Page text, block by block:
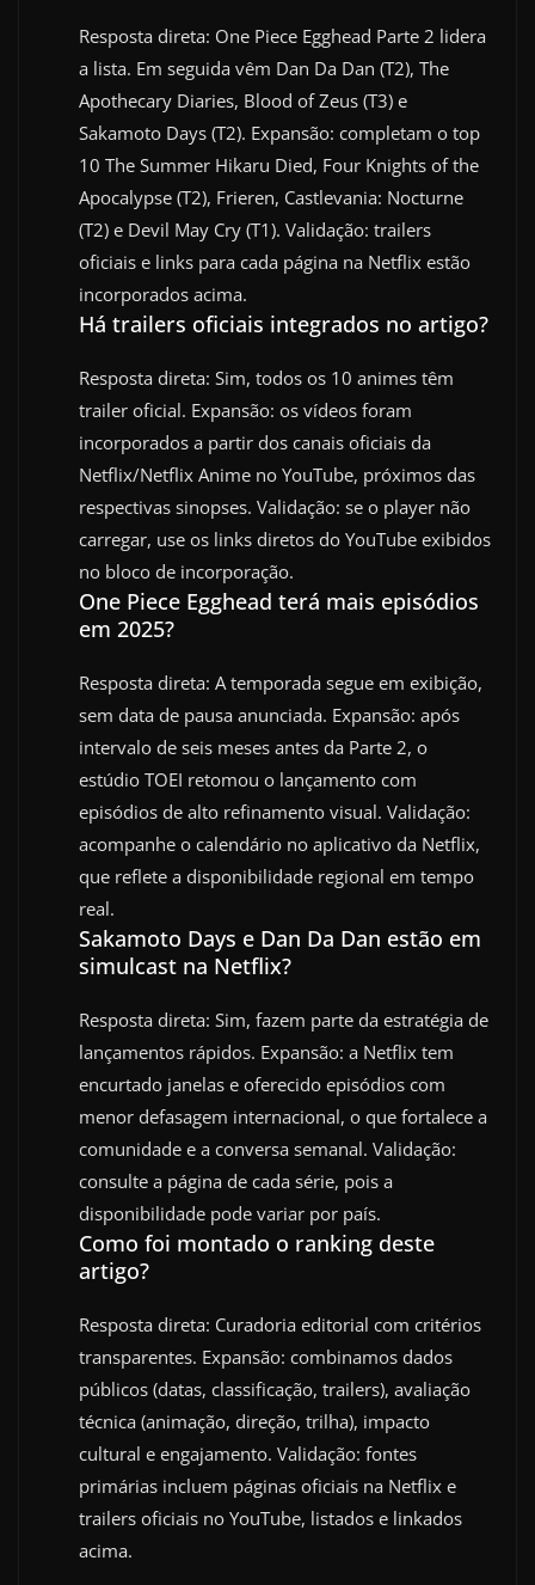
Resposta direta: One Piece Egghead Parte 2 lidera
a lista. Em seguida vêm Dan Da Dan (T2), The
Apothecary Diaries, Blood of Zeus (T3) e
Sakamoto Days (T2). Expansão: completam o top
10 The Summer Hikaru Died, Four Knights of the
Apocalypse (T2), Frieren, Castlevania: Nocturne
(T2) e Devil May Cry (T1). Validação: trailers
oficiais e links para cada página na Netflix estão
incorporados acima.
Há trailers oficiais integrados no artigo?
Resposta direta: Sim, todos os 10 animes têm
trailer oficial. Expansão: os vídeos foram
incorporados a partir dos canais oficiais da
Netflix/Netflix Anime no YouTube, próximos das
respectivas sinopses. Validação: se o player não
carregar, use os links diretos do YouTube exibidos
no bloco de incorporação.
One Piece Egghead terá mais episódios
em 2025?
Resposta direta: A temporada segue em exibição,
sem data de pausa anunciada. Expansão: após
intervalo de seis meses antes da Parte 2, o
estúdio TOEI retomou o lançamento com
episódios de alto refinamento visual. Validação:
acompanhe o calendário no aplicativo da Netflix,
que reflete a disponibilidade regional em tempo
real.
Sakamoto Days e Dan Da Dan estão em
simulcast na Netflix?
Resposta direta: Sim, fazem parte da estratégia de
lançamentos rápidos. Expansão: a Netflix tem
encurtado janelas e oferecido episódios com
menor defasagem internacional, o que fortalece a
comunidade e a conversa semanal. Validação:
consulte a página de cada série, pois a
disponibilidade pode variar por país.
Como foi montado o ranking deste
artigo?
Resposta direta: Curadoria editorial com critérios
transparentes. Expansão: combinamos dados
públicos (datas, classificação, trailers), avaliação
técnica (animação, direção, trilha), impacto
cultural e engajamento. Validação: fontes
primárias incluem páginas oficiais na Netflix e
trailers oficiais no YouTube, listados e linkados
acima.